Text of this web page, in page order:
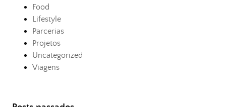
Food
Lifestyle
Parcerias
Projetos
Uncategorized
Viagens